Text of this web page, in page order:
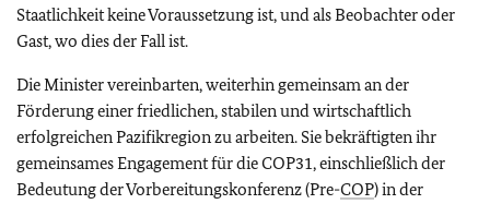
Staatlichkeit keine Voraussetzung ist, und als Beobachter oder
Gast, wo dies der Fall ist.
Die Minister vereinbarten, weiterhin gemeinsam an der
Förderung einer friedlichen, stabilen und wirtschaftlich
erfolgreichen Pazifikregion zu arbeiten. Sie bekräftigten ihr
gemeinsames Engagement für die COP31, einschließlich der
Bedeutung der Vorbereitungskonferenz (Pre-COP) in der